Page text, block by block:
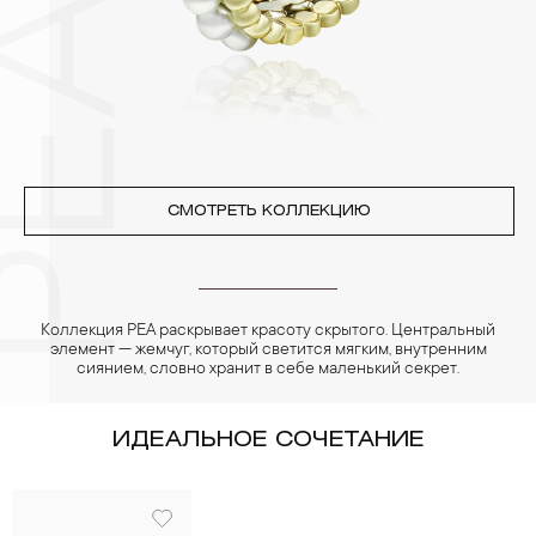
4. Специалисты обычно рекомендуют чистить украшения не
реже одного раза в месяц, а также регулярно протирать их
фланелевой или замшевой салфеткой.
СМОТРЕТЬ КОЛЛЕКЦИЮ
Коллекция PEA раскрывает красоту скрытого. Центральный
элемент — жемчуг, который светится мягким, внутренним
сиянием, словно хранит в себе маленький секрет.
ИДЕАЛЬНОЕ СОЧЕТАНИЕ